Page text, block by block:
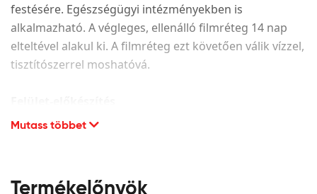
festésére. Egészségügyi intézményekben is
alkalmazható. A végleges, ellenálló filmréteg 14 nap
elteltével alakul ki. A filmréteg ezt követően válik vízzel,
tisztítószerrel moshatóvá.
A festendő felület legyen száraz, hordképes,
alapfelületnek megfelelően kijavítani. CMC alapú glett
Mutass többet
Termékelőnyök